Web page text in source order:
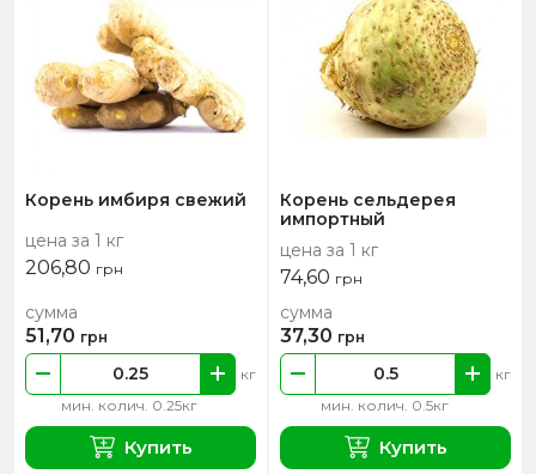
Корень имбиря свежий
цена за 1 кг
206,80 грн
мин. колич. 0.25кг
кг
сумма
51,70 грн
Купить
Корень сельдерея
импортный
цена за 1 кг
74,60 грн
мин. колич. 0.5кг
кг
сумма
37,30 грн
Купить